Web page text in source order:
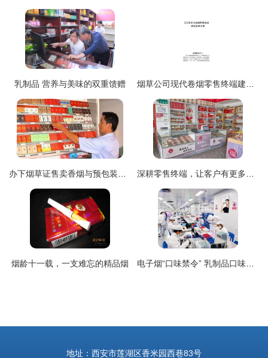
乳制品 营养与美味的双重馈赠 烟草公司现代卷烟零售终端建设实施方案
办下烟草证售卖香烟与预包装食品的一个月利润分析 答案来了 深耕零售终端，让客户有更多获得感 乳制品行业的破局之道
烟龄十一载，一支难忘的精品烟 电子烟“口味禁令” 乳制品口味能否阻止好奇的年轻人？
地址：西安市莲湖区香米园西巷83号